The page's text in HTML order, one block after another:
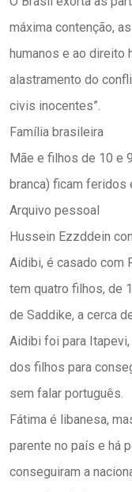
máxima contenção,
humanos e ao direito
alastramento do
civis inocentes”.
Família brasileira
Mãe e filhos de 10 e
branca) ficam feridos
Arquivo pessoal
Hussein Ezzddein
Aidibi, é casado com
tem quatro filhos, de
de Saddike, a cerca
Aidibi foi para Itapevi,
dos filhos para
sem falar português.
Fátima é libanesa,
parente no país e há
conseguiram a